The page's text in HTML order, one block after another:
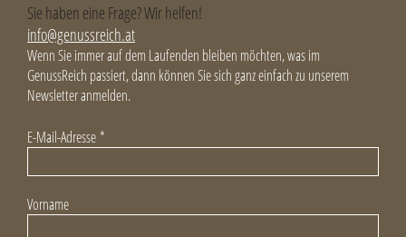
Sie haben eine Frage? Wir helfen!
info@genussreich.at
Wenn Sie immer auf dem Laufenden bleiben möchten, was im
GenussReich passiert, dann können Sie sich ganz einfach zu unserem
Newsletter anmelden.
E-Mail-Adresse *
Vorname